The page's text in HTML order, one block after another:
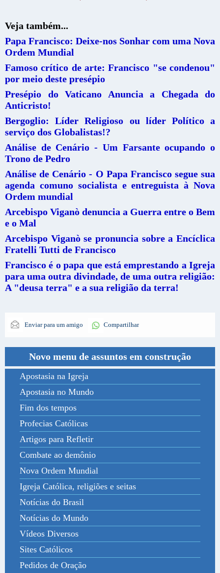
Veja também...
Papa Francisco: Deixe-nos Sonhar com uma Nova
Ordem Mundial
Famoso crítico de arte: Francisco "se condenou"
por meio deste presépio
Presépio do Vaticano Anuncia a Chegada do
Anticristo!
Bergoglio: Líder Religioso ou líder Político a
serviço dos Globalistas!?
Análise de Cenário - Um Farsante ocupando o
Trono de Pedro
Análise de Cenário - O Papa Francisco segue sua
agenda comuno socialista e entreguista à Nova
Ordem mundial
Arcebispo Viganò denuncia a Guerra entre o Bem
e o Mal
Arcebispo Viganò se pronuncia sobre a Encíclica
Fratelli Tutti de Francisco
Francisco é o papa que está emprestando a Igreja
para uma outra divindade, de uma outra religião:
A "deusa terra" e a sua religião da terra!
Enviar para um amigo Compartilhar
Novo menu de assuntos em construção
Apostasia na Igreja
Apostasia no Mundo
Fim dos tempos
Profecias Católicas
Artigos para Refletir
Combate ao demônio
Nova Ordem Mundial
Igreja Católica, religiões e seitas
Notícias do Brasil
Notícias do Mundo
Vídeos Diversos
Sites Católicos
Pedidos de Oração